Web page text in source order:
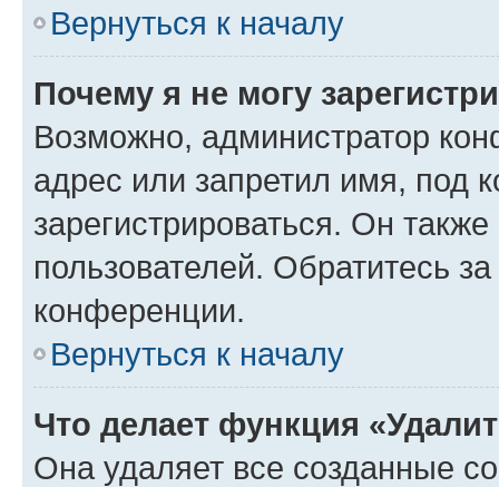
Вернуться к началу
Почему я не могу
Возможно, администратор
адрес или запретил имя, под
зарегистрироваться. Он
пользователей. Обратитесь
конференции.
Вернуться к началу
Что делает функция
Она удаляет все созданные